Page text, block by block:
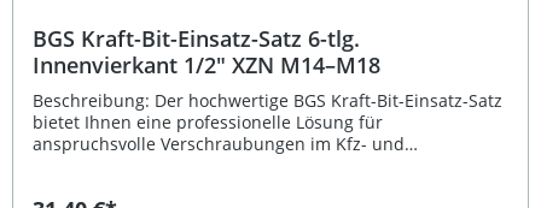
BGS Kraft-Bit-Einsatz-Satz 6-tlg.
Innenvierkant 1/2" XZN M14–M18
Beschreibung: Der hochwertige BGS Kraft-Bit-Einsatz-Satz
bietet Ihnen eine professionelle Lösung für
anspruchsvolle Verschraubungen im Kfz- und